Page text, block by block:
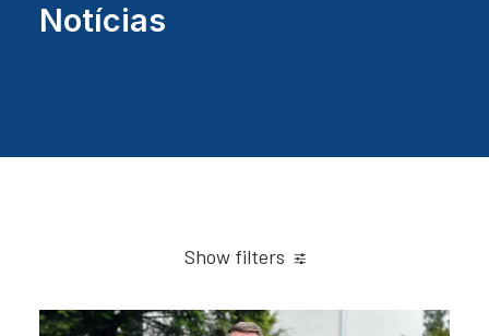
Notícias
Show filters